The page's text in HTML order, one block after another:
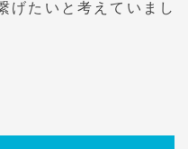
げたいと考えていまし